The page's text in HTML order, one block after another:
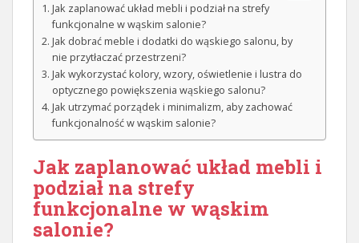
Jak zaplanować układ mebli i podział na strefy
funkcjonalne w wąskim salonie?
Jak dobrać meble i dodatki do wąskiego salonu, by
nie przytłaczać przestrzeni?
Jak wykorzystać kolory, wzory, oświetlenie i lustra do
optycznego powiększenia wąskiego salonu?
Jak utrzymać porządek i minimalizm, aby zachować
funkcjonalność w wąskim salonie?
Jak zaplanować układ mebli i
podział na strefy
funkcjonalne w wąskim
salonie?